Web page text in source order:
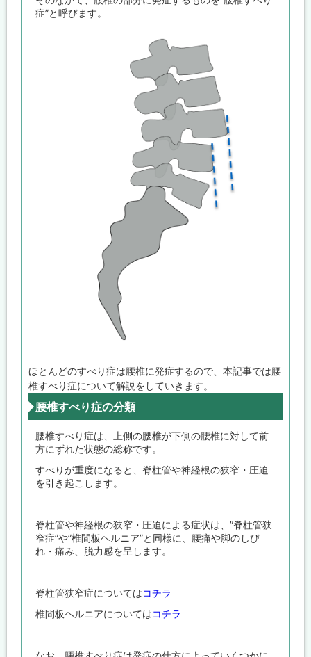
症”と呼びます。
ほとんどのすべり症は腰椎に発症するので、本記事では腰
椎すべり症について解説をしていきます。
腰椎すべり症の分類
腰椎すべり症は、上側の腰椎が下側の腰椎に対して前
方にずれた状態の総称です。
すべりが重度になると、脊柱管や神経根の狭窄・圧迫
を引き起こします。
脊柱管や神経根の狭窄・圧迫による症状は、”脊柱管狭
窄症”や”椎間板ヘルニア”と同様に、腰痛や脚のしび
れ・痛み、脱力感を呈します。
脊柱管狭窄症についてはコチラ
椎間板ヘルニアについてはコチラ